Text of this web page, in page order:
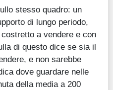
stesso quadro: un
di lungo periodo,
a vendere e con
di questo dice se sia il
e non sarebbe
dove guardare nelle
della media a 200